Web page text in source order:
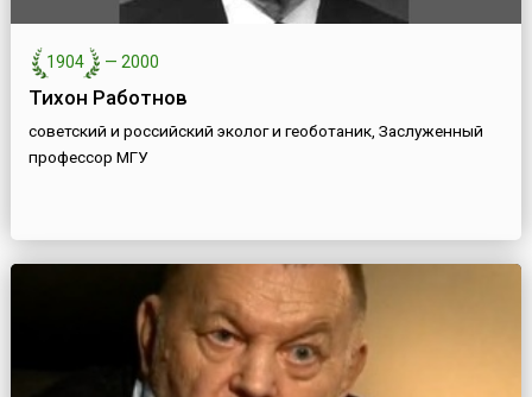
1904 — 2000
Тихон Работнов
советский и российский эколог и геоботаник, Заслуженный
профессор МГУ